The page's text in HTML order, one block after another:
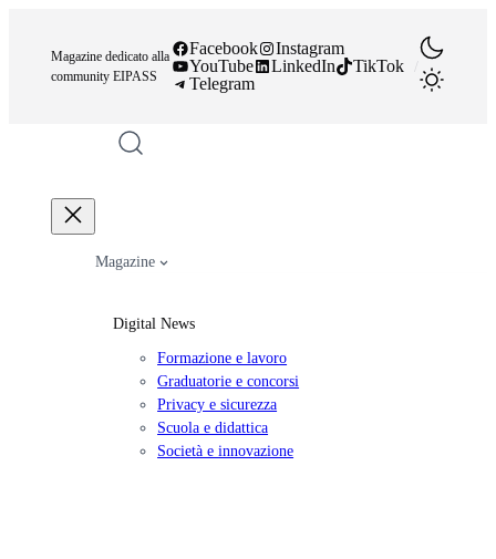
contenuto
Magazine dedicato alla
community EIPASS
Facebook
Instagram
YouTube
LinkedIn
TikTok
Telegram
Magazine
Digital News
Formazione e lavoro
Graduatorie e concorsi
Privacy e sicurezza
Scuola e didattica
Società e innovazione